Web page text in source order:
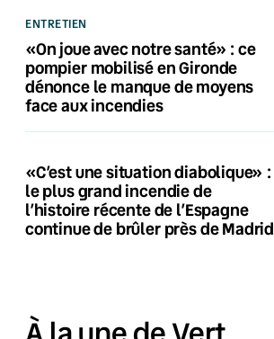
ENTRETIEN
«On joue avec notre santé» : ce
pompier mobilisé en Gironde
dénonce le manque de moyens
face aux incendies
«C’est une situation diabolique» :
le plus grand incendie de
l’histoire récente de l’Espagne
continue de brûler près de Madrid